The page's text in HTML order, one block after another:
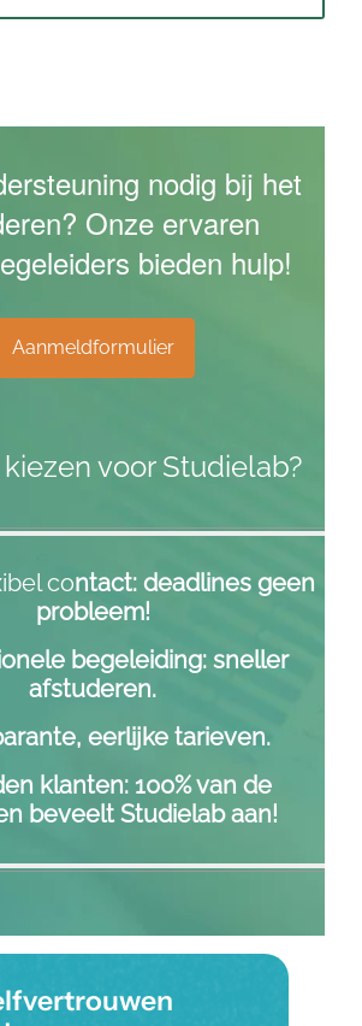
nodig bij het
Onze ervaren
bieden hulp!
Aanmeldformulier
voor Studielab?
contact: deadlines geen
probleem!
begeleiding: sneller
afstuderen.
eerlijke tarieven.
klanten: 100% van de
beveelt Studielab aan!